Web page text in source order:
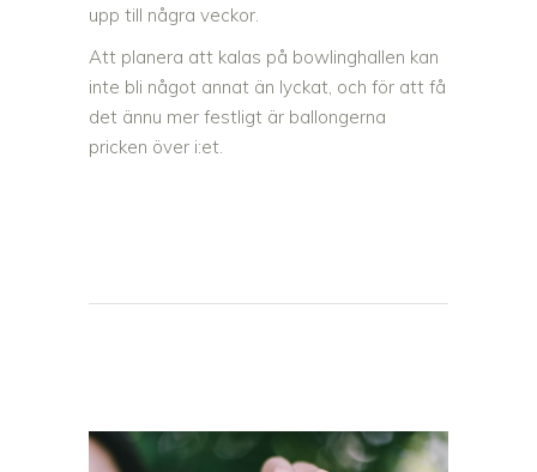
upp till några veckor.
Att planera att kalas på bowlinghallen kan
inte bli något annat än lyckat, och för att få
det ännu mer festligt är ballongerna
pricken över i:et.